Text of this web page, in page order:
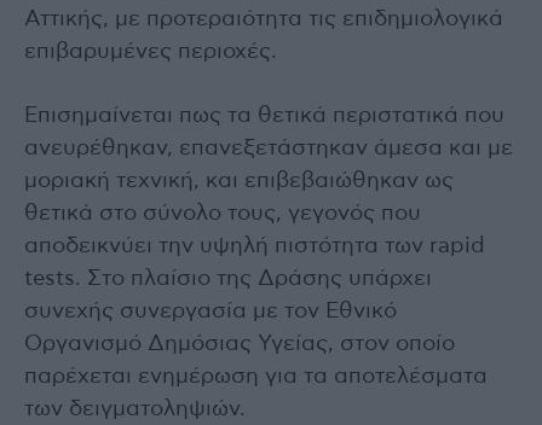
Αττικής, με προτεραιότητα τις επιδημιολογικά
επιβαρυμένες περιοχές.
Επισημαίνεται πως τα θετικά περιστατικά που
ανευρέθηκαν, επανεξετάστηκαν άμεσα και με
μοριακή τεχνική, και επιβεβαιώθηκαν ως
θετικά στο σύνολο τους, γεγονός που
αποδεικνύει την υψηλή πιστότητα των rapid
tests. Στο πλαίσιο της Δράσης υπάρχει
συνεχής συνεργασία με τον Εθνικό
Οργανισμό Δημόσιας Υγείας, στον οποίο
παρέχεται ενημέρωση για τα αποτελέσματα
των δειγματοληψιών.